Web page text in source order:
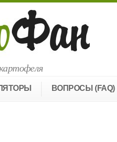
ВОПРОСЫ (FAQ)